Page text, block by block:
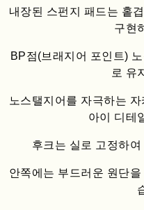
내장된 스펀지 패드는 홑
구현
BP점(브래지어 포인트)
로 유
노스탤지어를 자극하는
아이 디테
후크는 실로 고정하
안쪽에는 부드러운 원단